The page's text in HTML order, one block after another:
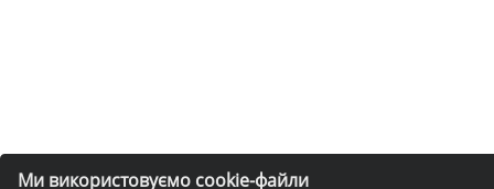
Ми використовуємо cookie-файли